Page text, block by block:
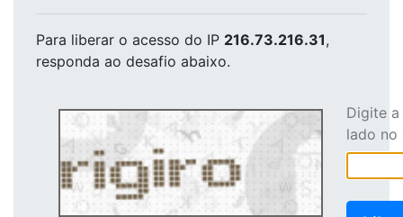
Para liberar o acesso do IP 216.73.216.31,
responda ao desafio abaixo.
Digite
lado no